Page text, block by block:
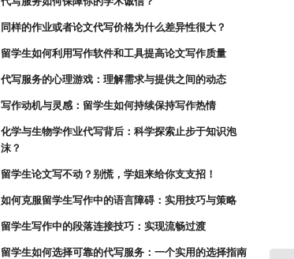
同样的作业或者论文代写价格为什么差异性很大？
留学生如何利用写作软件和工具提高论文写作质量
代写服务的心理游戏：理解需求与提供之间的动态
写作动机与灵感：留学生如何持续保持写作热情
化学与生物学作业代写背后：科学探索止步于知识泡
沫？
留学生论文写不动？别慌，学姐来给你支支招！
如何克服留学生写作中的语言障碍：实用技巧与策略
留学生写作中的段落连接技巧：实现流畅过渡
留学生如何选择可靠的代写服务：一个实用的选择指南